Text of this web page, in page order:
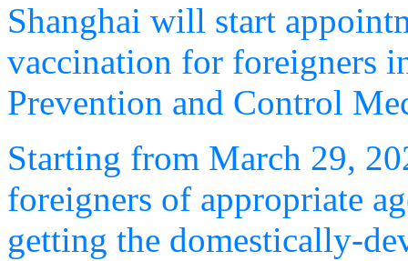
Shanghai will start
vaccination for foreigners
Prevention and Control
Starting from March 29,
foreigners of appropriate
getting the domestically-